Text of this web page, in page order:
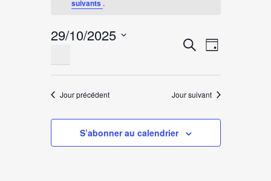
29
octobre,
2025
suivants .
Recherche
de
vues
Recherche
vues
Jour
29/10/2025
Jour précédent Jour suivant
S’abonner au calendrier